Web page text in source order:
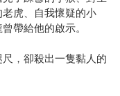
虎、自我懷疑的小
帶給他的啟示。
，卻殺出一隻黏人的